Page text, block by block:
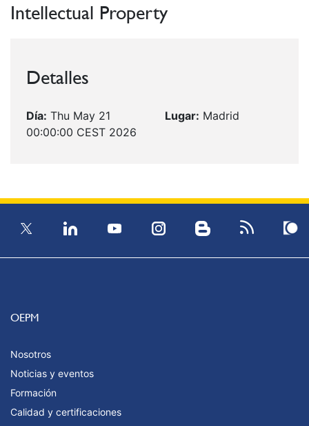
Intellectual Property
Detalles
Día: Thu May 21
00:00:00 CEST 2026
Lugar: Madrid
OEPM
Nosotros
Noticias y eventos
Formación
Calidad y certificaciones